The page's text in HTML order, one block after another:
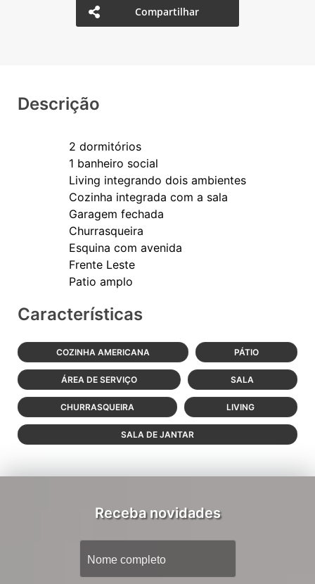
Compartilhar
Descrição
2 dormitórios
1 banheiro social
Living integrando dois ambientes
Cozinha integrada com a sala
Garagem fechada
Churrasqueira
Esquina com avenida
Frente Leste
Características
COZINHA AMERICANA PÁTIO
ÁREA DE SERVIÇO SALA
CHURRASQUEIRA LIVING
SALA DE JANTAR
Receba novidades